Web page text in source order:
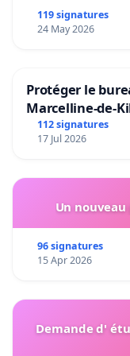
119 signatures
24 May 2026
Protéger le
Marcelline-de-
112 signatures
17 Jul 2026
Un
96 signatures
15 Apr 2026
Demande d'